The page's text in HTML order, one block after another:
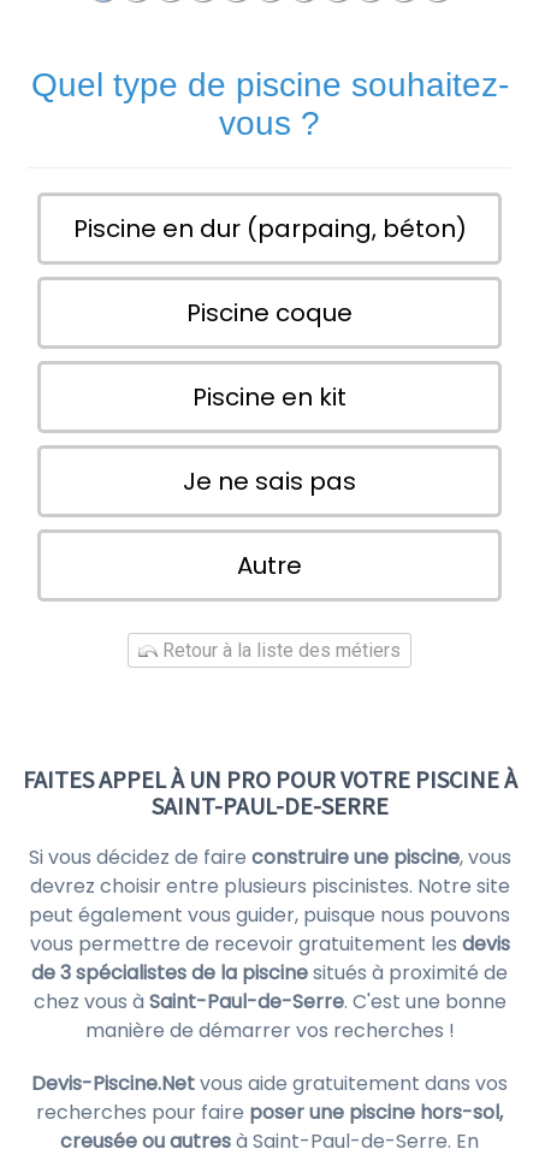
Quel type de piscine souhaitez-
vous ?
Piscine en dur (parpaing, béton)
Piscine coque
Piscine en kit
Je ne sais pas
Autre
Retour à la liste des métiers
FAITES APPEL À UN PRO POUR VOTRE PISCINE À
SAINT-PAUL-DE-SERRE
Si vous décidez de faire construire une piscine, vous
devrez choisir entre plusieurs piscinistes. Notre site
peut également vous guider, puisque nous pouvons
vous permettre de recevoir gratuitement les devis
de 3 spécialistes de la piscinesitués à proximité de
chez vous à Saint-Paul-de-Serre. C'est une bonne
manière de démarrer vos recherches !
Devis-Piscine.Netvous aide gratuitement dans vos
recherches pour faire poser une piscine hors-sol,
creusée ou autresà Saint-Paul-de-Serre. En